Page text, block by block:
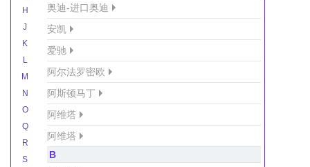
H
J
K
L
M
N
O
Q
R
S
奥迪-进口奥迪
安凯
爱驰
阿尔法罗密欧
阿斯顿马丁
阿维塔
阿维塔
B